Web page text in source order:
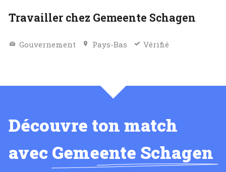
Travailler chez Gemeente Schagen
Gouvernement Pays-Bas Vérifié
Découvre ton match
avec Gemeente Schagen